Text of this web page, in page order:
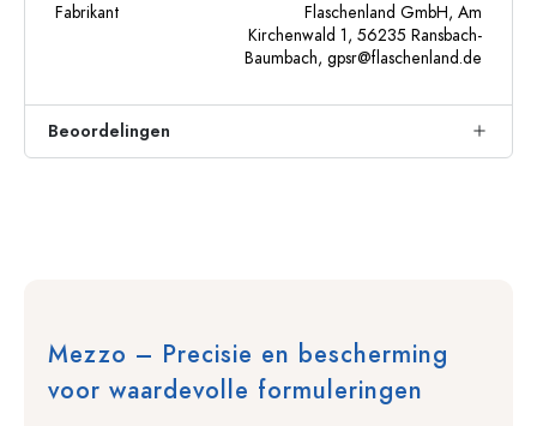
Fabrikant
Flaschenland GmbH, Am
Kirchenwald 1, 56235 Ransbach-
Baumbach, gpsr@flaschenland.de
Beoordelingen
Mezzo – Precisie en bescherming
voor waardevolle formuleringen